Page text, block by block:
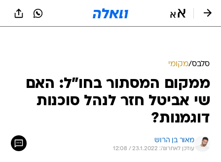
סלבס/מקומי
ממקום המסתור בחו"ל: האם
שי אביטל חזר לנהל סוכנות
דוגמנות?
מאור בן הרוש
עודכן לאחרונה: 23.1.2022 / 12:08